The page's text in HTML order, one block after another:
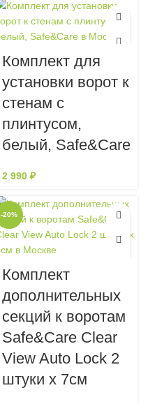
Комплект для
установки ворот к
стенам с
плинтусом,
белый, Safe&Care
2 990 ₽
-20%
Комплект
дополнительных
секций к воротам
Safe&Care Clear
View Auto Lock 2
штуки х 7см